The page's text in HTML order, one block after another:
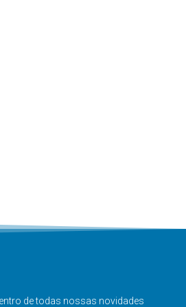
de todas nossas novidades